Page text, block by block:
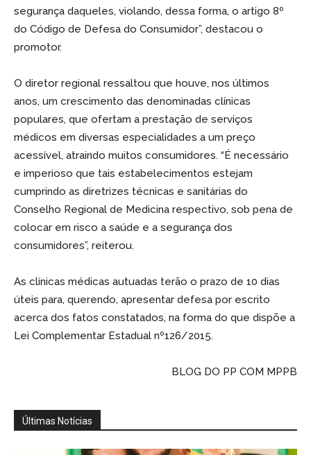
segurança daqueles, violando, dessa forma, o artigo 8º
do Código de Defesa do Consumidor”, destacou o
promotor.
O diretor regional ressaltou que houve, nos últimos
anos, um crescimento das denominadas clínicas
populares, que ofertam a prestação de serviços
médicos em diversas especialidades a um preço
acessível, atraindo muitos consumidores. “É necessário
e imperioso que tais estabelecimentos estejam
cumprindo as diretrizes técnicas e sanitárias do
Conselho Regional de Medicina respectivo, sob pena de
colocar em risco a saúde e a segurança dos
consumidores”, reiterou.
As clínicas médicas autuadas terão o prazo de 10 dias
úteis para, querendo, apresentar defesa por escrito
acerca dos fatos constatados, na forma do que dispõe a
Lei Complementar Estadual nº126/2015.
BLOG DO PP COM MPPB
Últimas Notícias